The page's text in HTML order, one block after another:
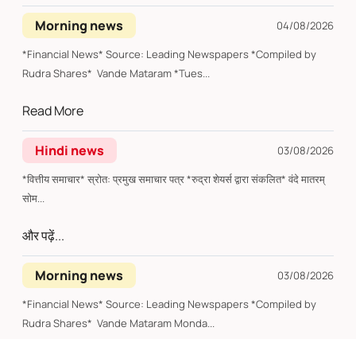
Morning news
04/08/2026
*Financial News* Source: Leading Newspapers *Compiled by
Rudra Shares* Vande Mataram *Tues...
Read More
Hindi news
03/08/2026
*वित्तीय समाचार* स्रोत: प्रमुख समाचार पत्र *रुद्रा शेयर्स द्वारा संकलित* वंदे मातरम्
सोम...
और पढ़ें...
Morning news
03/08/2026
*Financial News* Source: Leading Newspapers *Compiled by
Rudra Shares* Vande Mataram Monda...